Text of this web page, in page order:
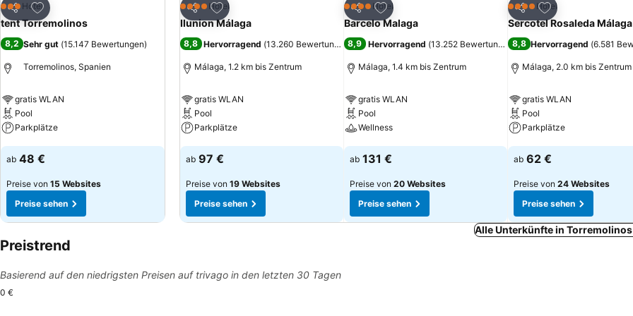
Teilen
Zu Favoriten hinzufügen
3 SterneHotel
tent Torremolinos
8,2 Sehr gut (15.147 Bewertungen)
Torremolinos, Spanien
gratis WLAN
Pool
Parkplätze
Preise sehen
ab 48 €
Preise von 15 Websites
Preise sehen
Teilen
Zu Favoriten hinzufügen
4 SterneHotel
Ilunion Málaga
8,8 Hervorragend (13.260 Bewertungen)
Málaga, 1.2 km bis Zentrum
gratis WLAN
Pool
Parkplätze
Preise sehen
ab 97 €
Preise von 19 Websites
Preise sehen
Teilen
Zu Favoriten hinzufügen
4 SterneHotel
Barcelo Malaga
8,9 Hervorragend (13.252 Bewertungen)
Málaga, 1.4 km bis Zentrum
gratis WLAN
Pool
Wellness
Preise sehen
ab 131 €
Preise von 20 Websites
Preise sehen
Teilen
Zu Favoriten
4 SterneHotel
Sercotel Rosaleda Málaga
8,8 Hervorragend (6.581
Málaga, 2.0 km bis Zentrum
gratis WLAN
Pool
Parkplätze
Preise sehen
ab 62 €
Preise von 24 Websites
Preise sehen
Alle Unterkünfte in
Preistrend
Basierend auf den niedrigsten Preisen auf trivago in den letzten 30 Tagen
0 €